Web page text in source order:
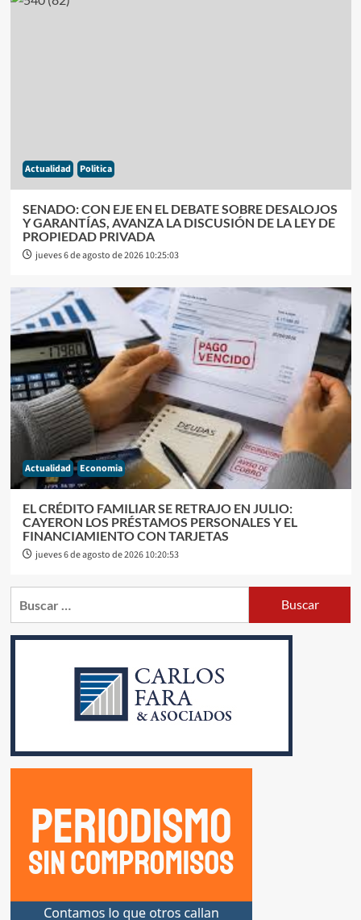
Actualidad Politica
SENADO: CON EJE EN EL DEBATE SOBRE DESALOJOS
Y GARANTÍAS, AVANZA LA DISCUSIÓN DE LA LEY DE
PROPIEDAD PRIVADA
jueves 6 de agosto de 2026 10:25:03
Actualidad Economia
EL CRÉDITO FAMILIAR SE RETRAJO EN JULIO:
CAYERON LOS PRÉSTAMOS PERSONALES Y EL
FINANCIAMIENTO CON TARJETAS
jueves 6 de agosto de 2026 10:20:53